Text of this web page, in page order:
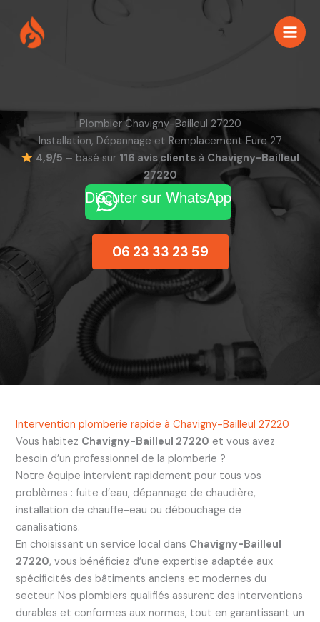
contenu
Plombier Chavigny-Bailleul 27220
Installation, Dépannage et Remplacement Eure 27
4,9/5 – basé sur 116 avis clientsà Chavigny-Bailleul
27220
Discuter sur WhatsApp
06 23 33 23 59
Intervention plomberie rapide à Chavigny-Bailleul 27220
Vous habitez Chavigny-Bailleul 27220 et vous avez
besoin d’un professionnel de la plomberie ?
Notre équipe intervient rapidement pour tous vos
problèmes : fuite d’eau, dépannage de chaudière,
installation de chauffe-eau ou débouchage de
canalisations.
En choisissant un service local dans Chavigny-Bailleul
27220, vous bénéficiez d’une expertise adaptée aux
spécificités des bâtiments anciens et modernes du
secteur. Nos plombiers qualifiés assurent des interventions
durables et conformes aux normes, tout en garantissant un